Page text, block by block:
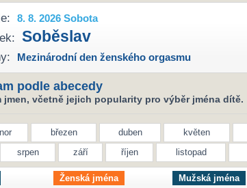
8. 8. 2026 Sobota
Soběslav
Mezinárodní den ženského orgasmu
podle abecedy
jmen, včetně jejich popularity pro výběr jména dítě.
březen duben květen
srpen září říjen listopad
Ženská jména Mužská jména